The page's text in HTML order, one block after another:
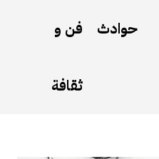
حوادث فن و
ثقافة